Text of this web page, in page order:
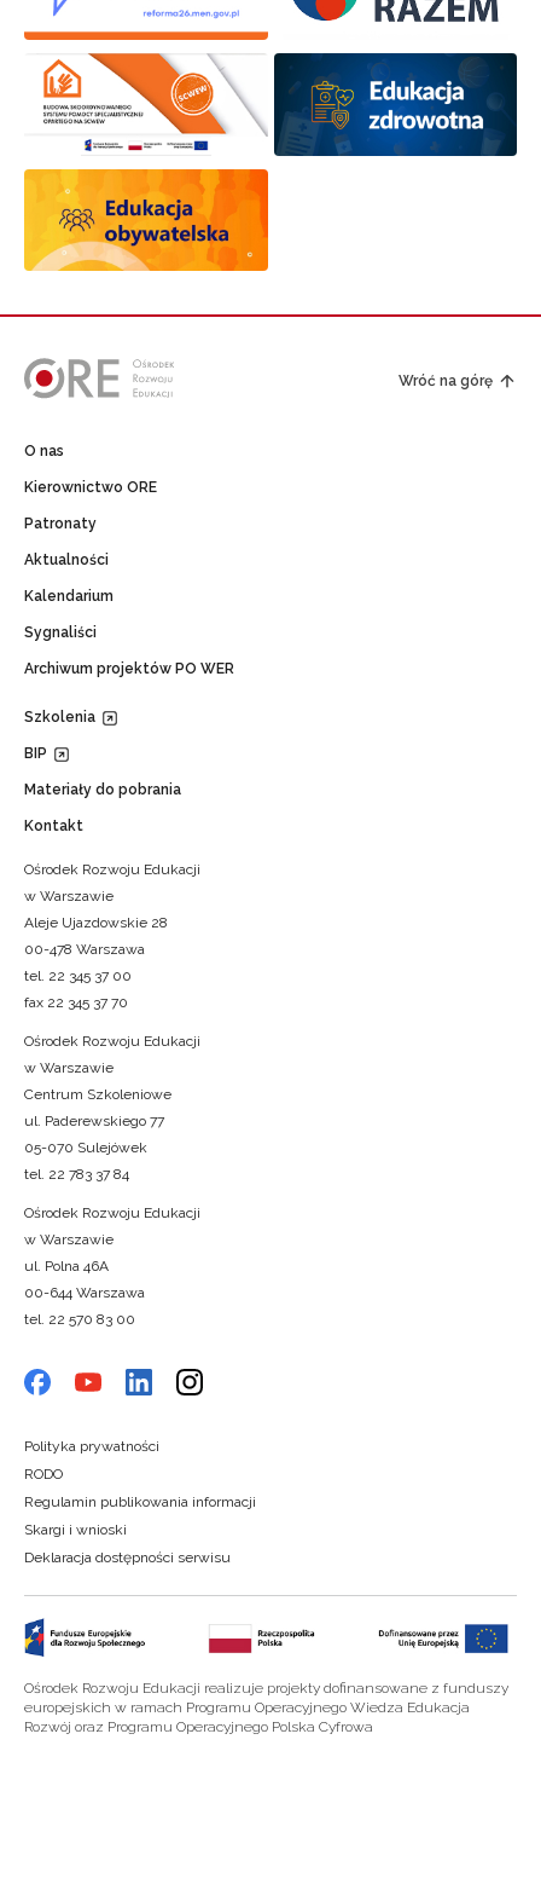
Wróć na górę
O nas
Kierownictwo ORE
Patronaty
Aktualności
Kalendarium
Sygnaliści
Archiwum projektów PO WER
Szkolenia
BIP
Materiały do pobrania
Kontakt
Ośrodek Rozwoju Edukacji
w Warszawie
Aleje Ujazdowskie 28
00-478 Warszawa
tel. 22 345 37 00
fax 22 345 37 70
Ośrodek Rozwoju Edukacji
w Warszawie
Centrum Szkoleniowe
ul. Paderewskiego 77
05-070 Sulejówek
tel. 22 783 37 84
Ośrodek Rozwoju Edukacji
w Warszawie
ul. Polna 46A
00-644 Warszawa
tel. 22 570 83 00
Polityka prywatności
RODO
Regulamin publikowania informacji
Skargi i wnioski
Deklaracja dostępności serwisu
Ośrodek Rozwoju Edukacji realizuje projekty dofinansowane z funduszy
europejskich w ramach Programu Operacyjnego Wiedza Edukacja
Rozwój oraz Programu Operacyjnego Polska Cyfrowa